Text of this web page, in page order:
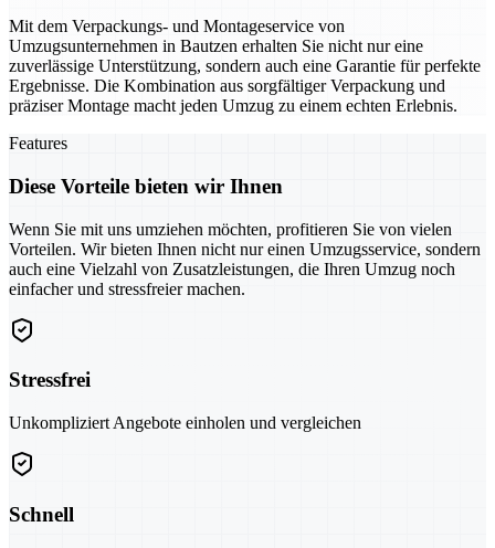
Mit dem Verpackungs- und Montageservice von
Umzugsunternehmen in Bautzen erhalten Sie nicht nur eine
zuverlässige Unterstützung, sondern auch eine Garantie für perfekte
Ergebnisse. Die Kombination aus sorgfältiger Verpackung und
präziser Montage macht jeden Umzug zu einem echten Erlebnis.
Features
Diese Vorteile bieten wir Ihnen
Wenn Sie mit uns umziehen möchten, profitieren Sie von vielen
Vorteilen. Wir bieten Ihnen nicht nur einen Umzugsservice, sondern
auch eine Vielzahl von Zusatzleistungen, die Ihren Umzug noch
einfacher und stressfreier machen.
Stressfrei
Unkompliziert Angebote einholen und vergleichen
Schnell